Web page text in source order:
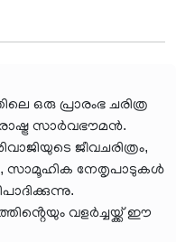
ഒരു പ്രാരംഭ ചരിത്ര
സാർവഭൗമൻ.
ജീവചരിത്രം,
സാമൂഹിക നേതൃപാടുകൾ
വളർച്ചയ്ക്ക് ഈ